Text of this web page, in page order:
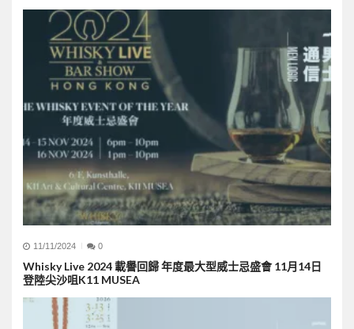
11/11/2024 0
Whisky Live 2024 載譽回歸 年度最大型威士忌盛會 11月14日
登陸尖沙咀K11 MUSEA